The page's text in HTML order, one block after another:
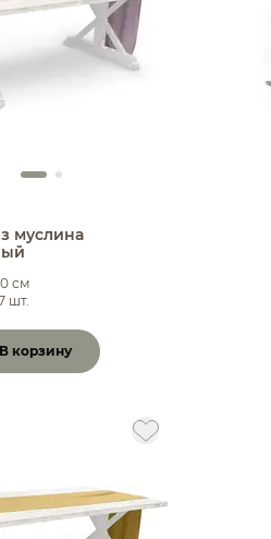
муслина
см
шт.
товара
В корзину